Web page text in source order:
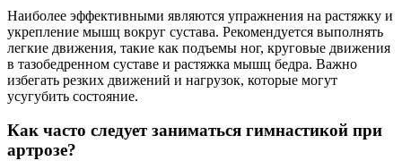
Наиболее эффективными являются упражнения на растяжку и
укрепление мышц вокруг сустава. Рекомендуется выполнять
легкие движения, такие как подъемы ног, круговые движения
в тазобедренном суставе и растяжка мышц бедра. Важно
избегать резких движений и нагрузок, которые могут
усугубить состояние.
Как часто следует заниматься гимнастикой при
артрозе?